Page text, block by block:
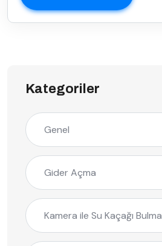
Kategoriler
Genel
Gider Açma
Kamera ile Su Kaçağı Bulma